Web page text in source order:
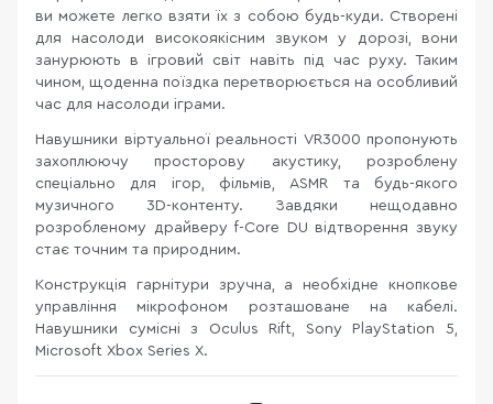
ви можете легко взяти їх з собою будь-куди. Створені
для насолоди високоякісним звуком у дорозі, вони
занурюють в ігровий світ навіть під час руху. Таким
чином, щоденна поїздка перетворюється на особливий
час для насолоди іграми.
Навушники віртуальної реальності VR3000 пропонують
захоплюючу просторову акустику, розроблену
спеціально для ігор, фільмів, ASMR та будь-якого
музичного 3D-контенту. Завдяки нещодавно
розробленому драйверу f-Core DU відтворення звуку
стає точним та природним.
Конструкція гарнітури зручна, а необхідне кнопкове
управління мікрофоном розташоване на кабелі.
Навушники сумісні з Oculus Rift, Sony PlayStation 5,
Microsoft Xbox Series X.